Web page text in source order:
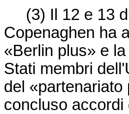
(3) Il 12 e 13
Copenaghen ha
«Berlin plus» e
Stati membri
del
concluso